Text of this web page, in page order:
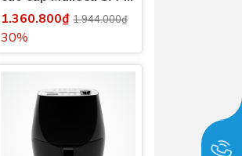
121 sử dụng tất cả
các loại bếp
1.360.800₫1.944.000₫
30%